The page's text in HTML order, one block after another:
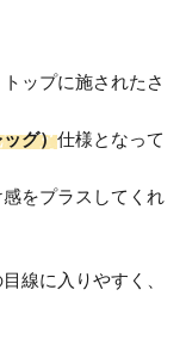
ップに施されたさ
グ）仕様となって
をプラスしてくれ
線に入りやすく、